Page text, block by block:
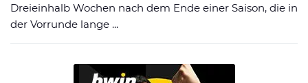
Dreieinhalb Wochen nach dem Ende einer Saison, die in
der Vorrunde lange ...